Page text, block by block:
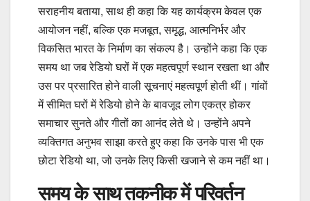
सराहनीय बताया, साथ ही कहा कि यह कार्यक्रम केवल एक
आयोजन नहीं, बल्कि एक मजबूत, समृद्ध, आत्मनिर्भर और
विकसित भारत के निर्माण का संकल्प है। उन्होंने कहा कि एक
समय था जब रेडियो घरों में एक महत्वपूर्ण स्थान रखता था और
उस पर प्रसारित होने वाली सूचनाएं महत्वपूर्ण होती थीं। गांवों
में सीमित घरों में रेडियो होने के बावजूद लोग एकत्र होकर
समाचार सुनते और गीतों का आनंद लेते थे। उन्होंने अपने
व्यक्तिगत अनुभव साझा करते हुए कहा कि उनके पास भी एक
छोटा रेडियो था, जो उनके लिए किसी खजाने से कम नहीं था।
समय के साथ तकनीक में परिवर्तन